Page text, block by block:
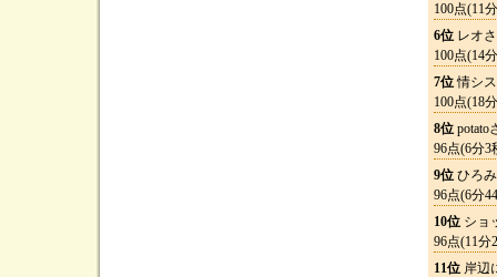
100点(11
6位 レオ
100点(14
7位情シ
100点(18
8位 potato
96点(6分3
9位 ひろ
96点(6分
10位 ショ
96点(11分
11位 岸辺